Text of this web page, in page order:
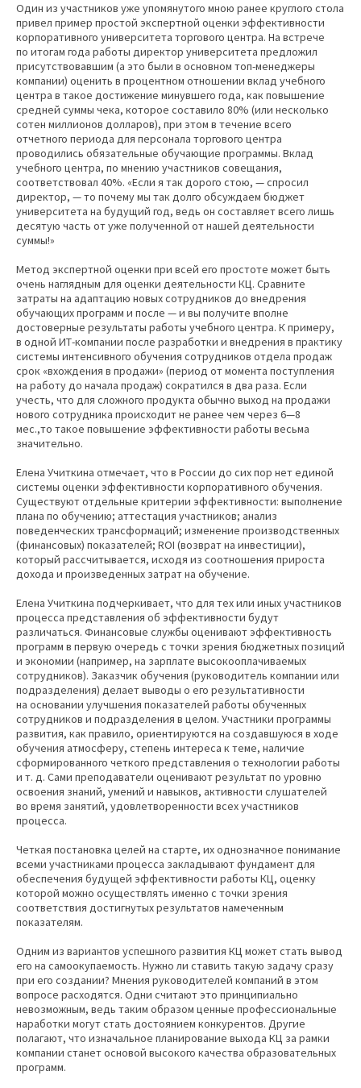
Один из участников уже упомянутого мною ранее круглого стола
привел пример простой экспертной оценки эффективности
корпоративного университета торгового центра. На встрече
по итогам года работы директор университета предложил
присутствовавшим (а это были в основном топ-менеджеры
компании) оценить в процентном отношении вклад учебного
центра в такое достижение минувшего года, как повышение
средней суммы чека, которое составило 80% (или несколько
сотен миллионов долларов), при этом в течение всего
отчетного периода для персонала торгового центра
проводились обязательные обучающие программы. Вклад
учебного центра, по мнению участников совещания,
соответствовал 40%. «Если я так дорого стою, — спросил
директор, — то почему мы так долго обсуждаем бюджет
университета на будущий год, ведь он составляет всего лишь
десятую часть от уже полученной от нашей деятельности
суммы!»
Метод экспертной оценки при всей его простоте может быть
очень наглядным для оценки деятельности КЦ. Сравните
затраты на адаптацию новых сотрудников до внедрения
обучающих программ и после — и вы получите вполне
достоверные результаты работы учебного центра. К примеру,
в одной ИТ-компании после разработки и внедрения в практику
системы интенсивного обучения сотрудников отдела продаж
срок «вхождения в продажи» (период от момента поступления
на работу до начала продаж) сократился в два раза. Если
учесть, что для сложного продукта обычно выход на продажи
нового сотрудника происходит не ранее чем через 6—8
мес.,то такое повышение эффективности работы весьма
значительно.
Елена Учиткина отмечает, что в России до сих пор нет единой
системы оценки эффективности корпоративного обучения.
Существуют отдельные критерии эффективности: выполнение
плана по обучению; аттестация участников; анализ
поведенческих трансформаций; изменение производственных
(финансовых) показателей; ROI (возврат на инвестиции),
который рассчитывается, исходя из соотношения прироста
дохода и произведенных затрат на обучение.
Елена Учиткина подчеркивает, что для тех или иных участников
процесса представления об эффективности будут
различаться. Финансовые службы оценивают эффективность
программ в первую очередь с точки зрения бюджетных позиций
и экономии (например, на зарплате высокооплачиваемых
сотрудников). Заказчик обучения (руководитель компании или
подразделения) делает выводы о его результативности
на основании улучшения показателей работы обученных
сотрудников и подразделения в целом. Участники программы
развития, как правило, ориентируются на создавшуюся в ходе
обучения атмосферу, степень интереса к теме, наличие
сформированного четкого представления о технологии работы
и т. д. Сами преподаватели оценивают результат по уровню
освоения знаний, умений и навыков, активности слушателей
во время занятий, удовлетворенности всех участников
процесса.
Четкая постановка целей на старте, их однозначное понимание
всеми участниками процесса закладывают фундамент для
обеспечения будущей эффективности работы КЦ, оценку
которой можно осуществлять именно с точки зрения
соответствия достигнутых результатов намеченным
показателям.
Одним из вариантов успешного развития КЦ может стать вывод
его на самоокупаемость. Нужно ли ставить такую задачу сразу
при его создании? Мнения руководителей компаний в этом
вопросе расходятся. Одни считают это принципиально
невозможным, ведь таким образом ценные профессиональные
наработки могут стать достоянием конкурентов. Другие
полагают, что изначальное планирование выхода КЦ за рамки
компании станет основой высокого качества образовательных
программ.